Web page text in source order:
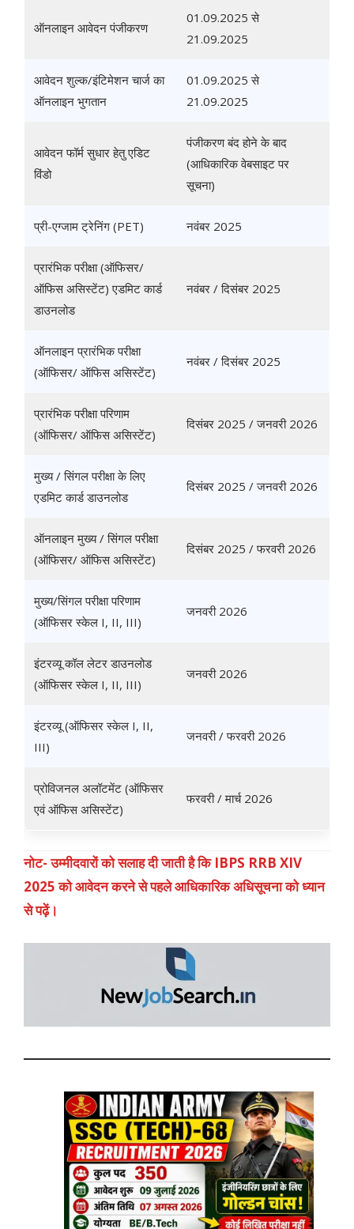
ऑनलाइन आवेदन पंजीकरण
01.09.2025 से
21.09.2025
आवेदन शुल्क/इंटिमेशन चार्ज का
ऑनलाइन भुगतान
01.09.2025 से
21.09.2025
आवेदन फॉर्म सुधार हेतु एडिट
विंडो
पंजीकरण बंद होने के बाद
(आधिकारिक वेबसाइट पर
सूचना)
प्री-एग्जाम ट्रेनिंग (PET) नवंबर 2025
प्रारंभिक परीक्षा (ऑफिसर/
ऑफिस असिस्टेंट) एडमिट कार्ड
डाउनलोड
नवंबर / दिसंबर 2025
ऑनलाइन प्रारंभिक परीक्षा
(ऑफिसर/ ऑफिस असिस्टेंट)
नवंबर / दिसंबर 2025
प्रारंभिक परीक्षा परिणाम
(ऑफिसर/ ऑफिस असिस्टेंट)
दिसंबर 2025 / जनवरी 2026
मुख्य / सिंगल परीक्षा के लिए
एडमिट कार्ड डाउनलोड
दिसंबर 2025 / जनवरी 2026
ऑनलाइन मुख्य / सिंगल परीक्षा
(ऑफिसर/ ऑफिस असिस्टेंट)
दिसंबर 2025 / फरवरी 2026
मुख्य/सिंगल परीक्षा परिणाम
(ऑफिसर स्केल I, II, III)
जनवरी 2026
इंटरव्यू कॉल लेटर डाउनलोड
(ऑफिसर स्केल I, II, III)
जनवरी 2026
इंटरव्यू (ऑफिसर स्केल I, II,
III)
जनवरी / फरवरी 2026
प्रोविजनल अलॉटमेंट (ऑफिसर
एवं ऑफिस असिस्टेंट)
फरवरी / मार्च 2026
नोट- उम्मीदवारों को सलाह दी जाती है कि IBPS RRB XIV
2025 को आवेदन करने से पहले आधिकारिक अधिसूचना को ध्यान
से पढ़ें।